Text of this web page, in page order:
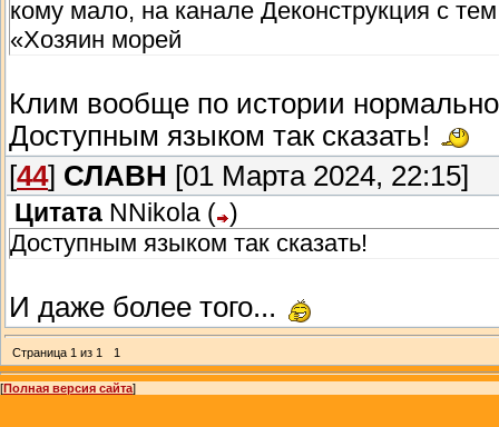
кому мало, на канале Деконструкция с
«Хозяин морей
Клим вообще по истории нормально
Доступным языком так сказать!
[44] СЛАВН [01 Марта 2024, 22:15]
Цитата NNikola ( )
Доступным языком так сказать!
И даже более того...
Страница 1 из 1 1
[Полная версия сайта]